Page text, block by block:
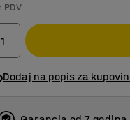
PDV
Dodaj na popis za